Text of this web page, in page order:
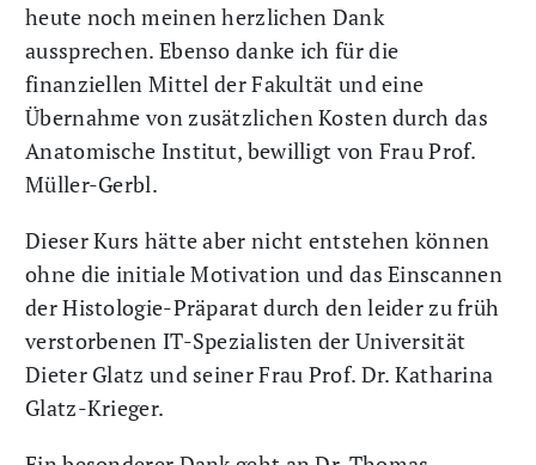
heute noch meinen herzlichen Dank
aussprechen. Ebenso danke ich für die
finanziellen Mittel der Fakultät und eine
Übernahme von zusätzlichen Kosten durch das
Anatomische Institut, bewilligt von Frau Prof.
Müller-Gerbl.
Dieser Kurs hätte aber nicht entstehen können
ohne die initiale Motivation und das Einscannen
der Histologie-Präparat durch den leider zu früh
verstorbenen IT-Spezialisten der Universität
Dieter Glatz und seiner Frau Prof. Dr. Katharina
Glatz-Krieger.